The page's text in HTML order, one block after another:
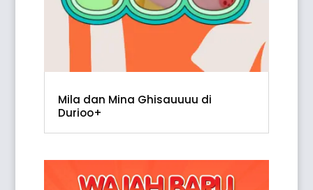
Mila dan Mina Ghisauuuu di
Durioo+